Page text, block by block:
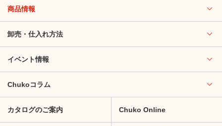
商品情報
卸売・仕入れ方法
イベント情報
Chukoコラム
カタログのご案内 Chuko Online